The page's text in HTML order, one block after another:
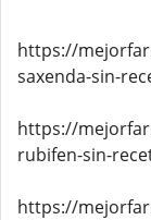
https://
saxenda-sin-
https://
rubifen-sin-
https://